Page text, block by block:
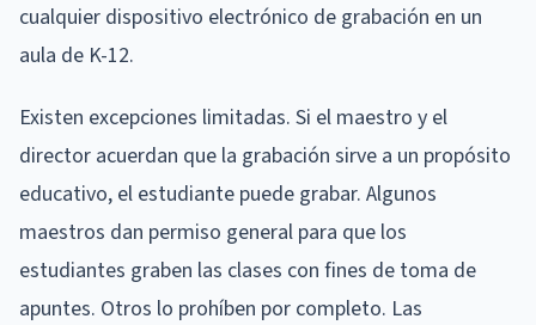
cualquier dispositivo electrónico de grabación en un
aula de K-12.
Existen excepciones limitadas. Si el maestro y el
director acuerdan que la grabación sirve a un propósito
educativo, el estudiante puede grabar. Algunos
maestros dan permiso general para que los
estudiantes graben las clases con fines de toma de
apuntes. Otros lo prohíben por completo. Las